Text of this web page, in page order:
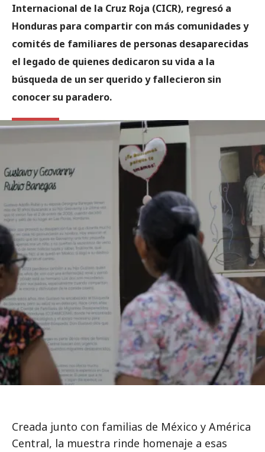
Internacional de la Cruz Roja (CICR), regresó a
Honduras para compartir con más comunidades y
comités de familiares de personas desaparecidas
el legado de quienes dedicaron su vida a la
búsqueda de un ser querido y fallecieron sin
conocer su paradero.
Creada junto con familias de México y América
Central, la muestra rinde homenaje a esas